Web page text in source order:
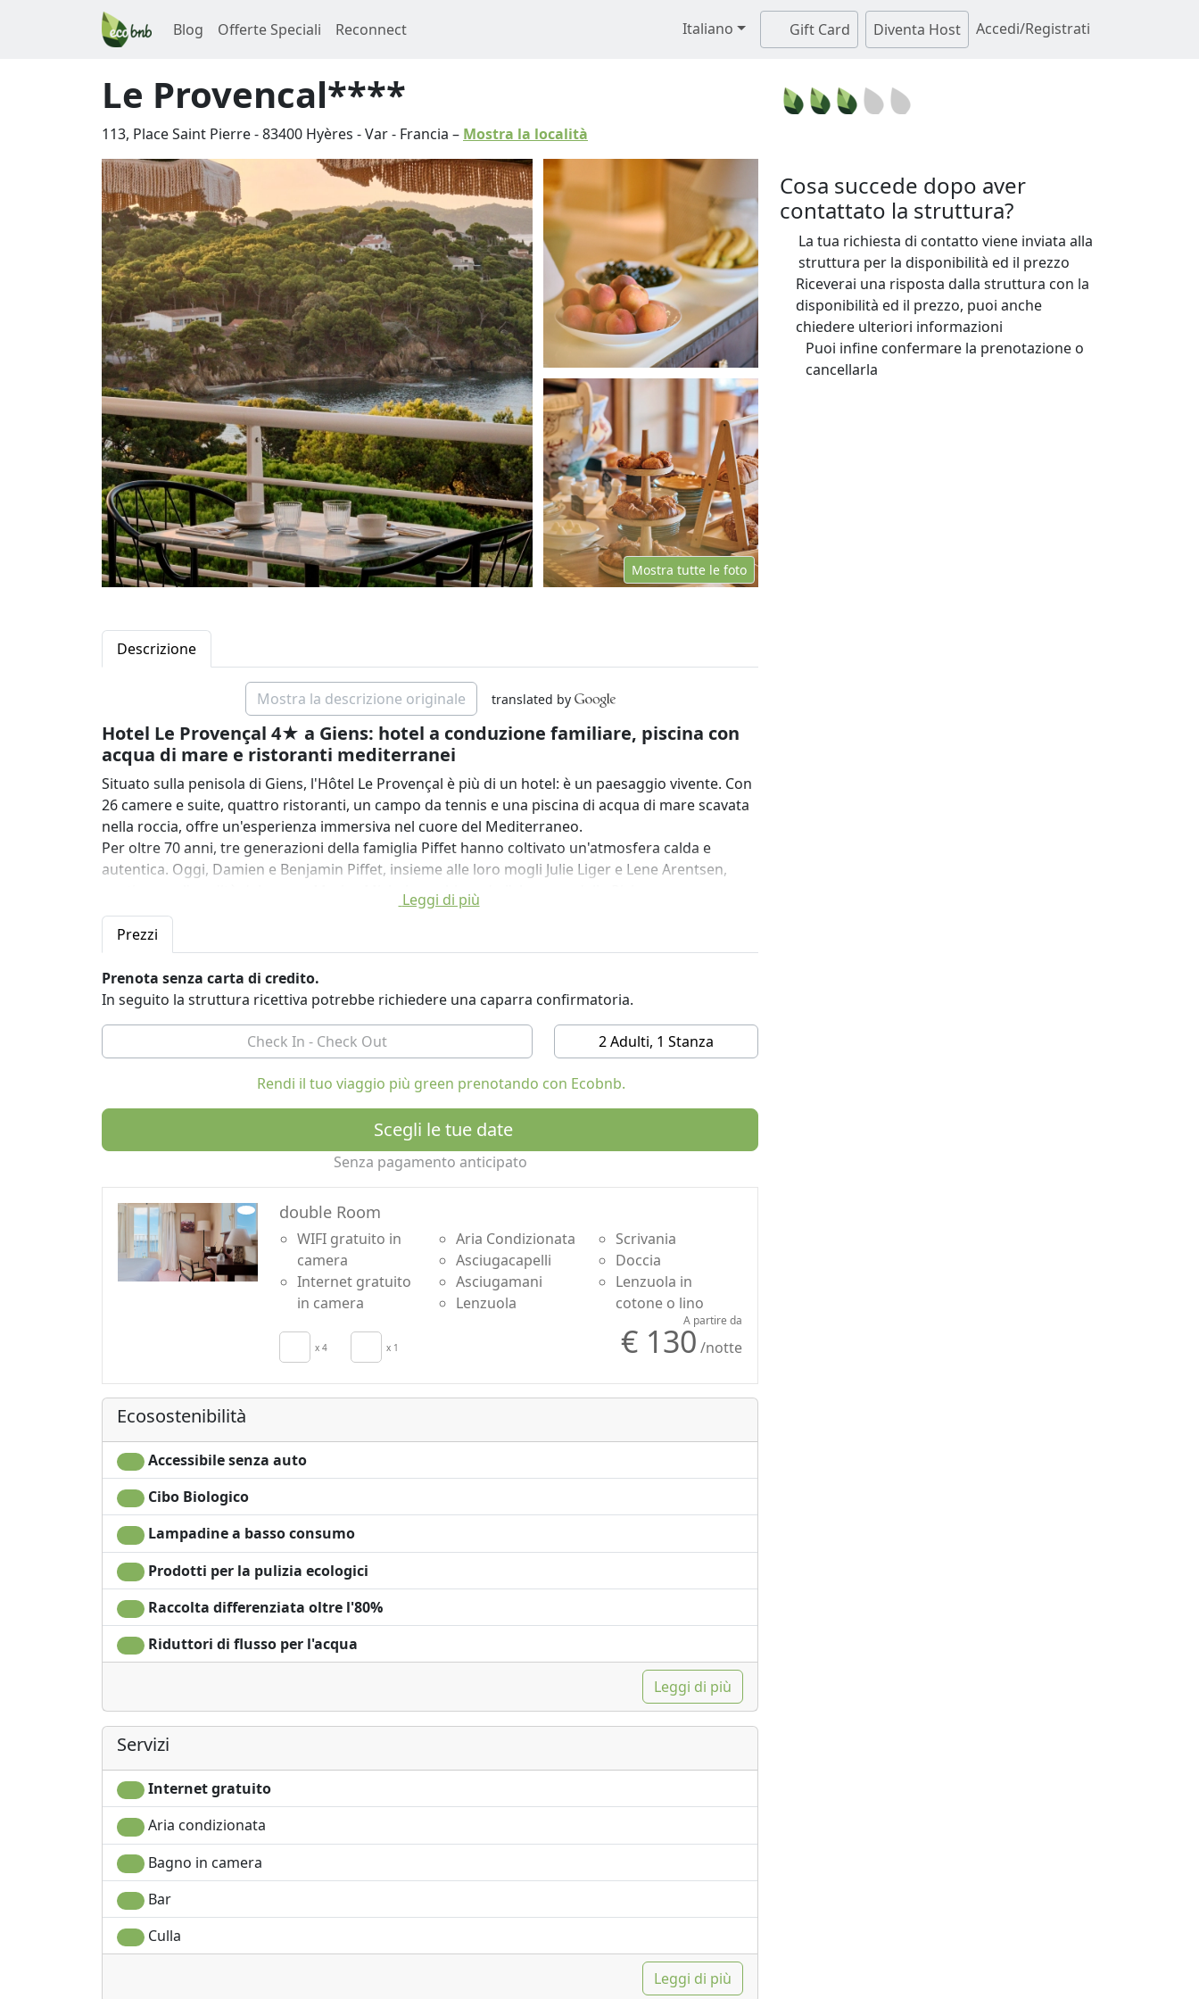
Blog Offerte Speciali Reconnect Italiano Gift Card Diventa Host Accedi/Registrati
Le Provencal****
113, Place Saint Pierre-83400 Hyères -Var- Francia – Mostra la località
Mostra tutte le foto
Descrizione
Mostra la descrizione originale translated by
Hotel Le Provençal 4★ a Giens: hotel a conduzione familiare, piscina con
acqua di mare e ristoranti mediterranei
Situato sulla penisola di Giens, l'Hôtel Le Provençal è più di un hotel: è un paesaggio vivente. Con
26 camere e suite, quattro ristoranti, un campo da tennis e una piscina di acqua di mare scavata
nella roccia, offre un'esperienza immersiva nel cuore del Mediterraneo.
Per oltre 70 anni, tre generazioni della famiglia Piffet hanno coltivato un'atmosfera calda e
autentica. Oggi, Damien e Benjamin Piffet, insieme alle loro mogli Julie Liger e Lene Arentsen,
continuano l'eredità del nonno Marius Michel, combinando l'eleganza della Riviera con
l'intramontabile ospitalità provenzale.
Comfort sostenibile:
Riprogettato da Rodolphe Parente, l'hotel fonde il glamour della Riviera con un design
ecocompatibile. Le camere e le suite sono caratterizzate da materiali naturali, interni luminosi e
viste panoramiche sul mare, sulle pinete e sul villaggio di Giens. Ogni spazio è un rifugio sereno,
che invita al riposo, alla riflessione e al contatto con la natura. In linea con questa filosofia, le
camere sono volutamente prive di televisori, favorendo una vera disintossicazione digitale e un
profondo senso di disconnessione.
Sapori ed esperienze locali:
I ristoranti del Le Provençal celebrano la ricchezza dei prodotti locali e di stagione. Gustate piatti
di ispirazione mediterranea al Bar du Soleil, la cottura alla brace al Barbecue, le ricette
tradizionali di famiglia a La Brasserie e la cucina raffinata a La Rascasse. Ogni spazio offre un
Qui, ogni momento è una celebrazione del patrimonio provenzale, della cultura mediterranea e
di uno stile di vita sostenibile: un'autentica fuga di lusso ecologico dove natura, comfort ed
esperienze locali si fondono.
Leggi di più
Prezzi
Prenota senza carta di credito.
In seguito la struttura ricettiva potrebbe richiedere una caparra confirmatoria.
2 Adulti, 1 Stanza
Rendi il tuo viaggio più green prenotando con Ecobnb.
Scegli le tue date
Senza pagamento anticipato
double Room
WIFI gratuito in
camera
Internet gratuito
in camera
Aria Condizionata
Asciugacapelli
Asciugamani
Lenzuola
Scrivania
Doccia
Lenzuola in
cotone o lino
x 4 x 1
A partire da
€ 130 /notte
Ecosostenibilità
Accessibile senza auto
Cibo Biologico
Lampadine a basso consumo
Prodotti per la pulizia ecologici
Raccolta differenziata oltre l'80%
Riduttori di flusso per l'acqua
Leggi di più
Servizi
Internet gratuito
Aria condizionata
Bagno in camera
Bar
Culla
Leggi di più
Cosa succede dopo aver
contattato la struttura?
La tua richiesta di contatto viene inviata alla
struttura per la disponibilità ed il prezzo
Riceverai una risposta dalla struttura con la
disponibilità ed il prezzo, puoi anche
chiedere ulteriori informazioni
Puoi infine confermare la prenotazione o
cancellarla